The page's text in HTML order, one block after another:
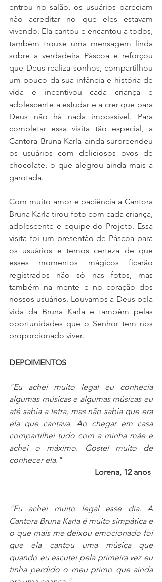
entrou no salão, os usuários pareciam
não acreditar no que eles estavam
vivendo. Ela cantou e encantou a todos,
também trouxe uma mensagem linda
sobre a verdadeira Páscoa e reforçou
que Deus realiza sonhos, compartilhou
um pouco da sua infância e história de
vida e incentivou cada criança e
adolescente a estudar e a crer que para
Deus não há nada impossível. Para
completar essa visita tão especial, a
Cantora Bruna Karla ainda surpreendeu
os usuários com deliciosos ovos de
chocolate, o que alegrou ainda mais a
garotada.
Com muito amor e paciência a Cantora
Bruna Karla tirou foto com cada criança,
adolescente e equipe do Projeto. Essa
visita foi um presentão de Páscoa para
os usuários e temos certeza de que
esses momentos mágicos ficarão
registrados não só nas fotos, mas
também na mente e no coração dos
nossos usuários. Louvamos a Deus pela
vida da Bruna Karla e também pelas
oportunidades que o Senhor tem nos
proporcionado viver.
DEPOIMENTOS
"Eu achei muito legal eu conhecia
algumas músicas e algumas músicas eu
até sabia a letra, mas não sabia que era
ela que cantava. Ao chegar em casa
compartilhei tudo com a minha mãe e
achei o máximo. Gostei muito de
conhecer ela."
Lorena, 12 anos
"Eu achei muito legal esse dia. A
Cantora Bruna Karla é muito simpática e
o que mais me deixou emocionado foi
que ela cantou uma música que
quando eu escutei pela primeira vez eu
tinha perdido o meu primo que ainda